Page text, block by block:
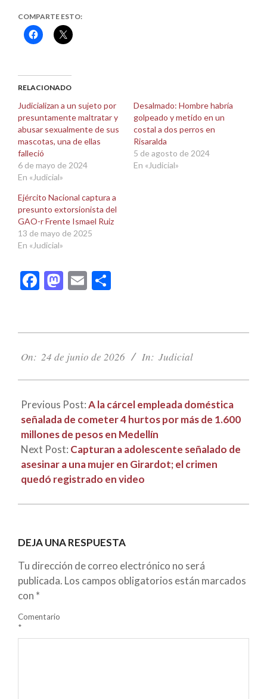
COMPARTE ESTO:
Haz
clic
(Se
abre
una
ventana
nueva)
Haz
clic
(Se
abre
una
ventana
nueva)
RELACIONADO
Judicializan a un sujeto por
presuntamente maltratar y
abusar sexualmente de sus
mascotas, una de ellas
falleció
6 de mayo de 2024
En «Judicial»
Desalmado: Hombre habría
golpeado y metido en un
costal a dos perros en
Risaralda
5 de agosto de 2024
En «Judicial»
Ejército Nacional captura a
presunto extorsionista del
GAO-r Frente Ismael Ruiz
13 de mayo de 2025
En «Judicial»
Facebook
Mastodon
Email
06-
On: 24 de junio de 2026 In: Judicial
Previous Post:A la cárcel empleada doméstica
señalada de cometer 4 hurtos por más de 1.600
millones de pesos en Medellín
Next Post: Capturan a adolescente señalado de
asesinar a una mujer en Girardot; el crimen
quedó registrado en video
DEJA UNA RESPUESTA
Tu dirección de correo electrónico no será
publicada. Los campos obligatorios están marcados
con *
Comentario
*